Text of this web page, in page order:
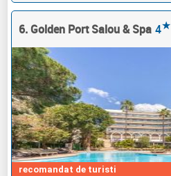
6. Golden Port Salou & Spa 4★
recomandat de turisti